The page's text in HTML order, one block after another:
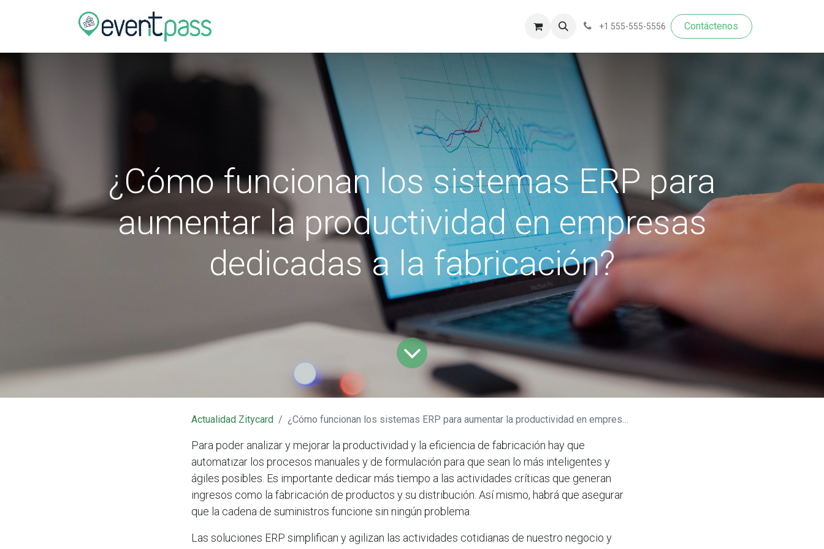
+1 555-555-5556 Contáctenos​​​​
¿Cómo funcionan los sistemas ERP para
aumentar la productividad en empresas
dedicadas a la fabricación?
Actualidad Zitycard ¿Cómo funcionan los sistemas ERP para aumentar la productividad en empresas dedicadas a la fabricación?
Para poder analizar y mejorar la productividad y la eficiencia de fabricación hay que
automatizar los procesos manuales y de formulación para que sean lo más inteligentes y
ágiles posibles. Es importante dedicar más tiempo a las actividades críticas que generan
ingresos como la fabricación de productos y su distribución. Así mismo, habrá que asegurar
que la cadena de suministros funcione sin ningún problema.
Las soluciones ERP simplifican y agilizan las actividades cotidianas de nuestro negocio y